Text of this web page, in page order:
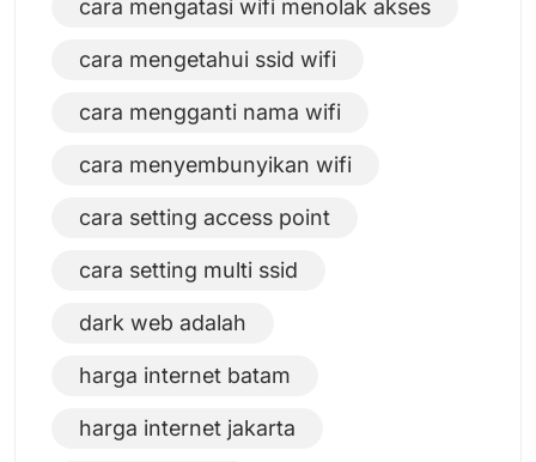
cara mengatasi wifi menolak akses
cara mengetahui ssid wifi
cara mengganti nama wifi
cara menyembunyikan wifi
cara setting access point
cara setting multi ssid
dark web adalah
harga internet batam
harga internet jakarta